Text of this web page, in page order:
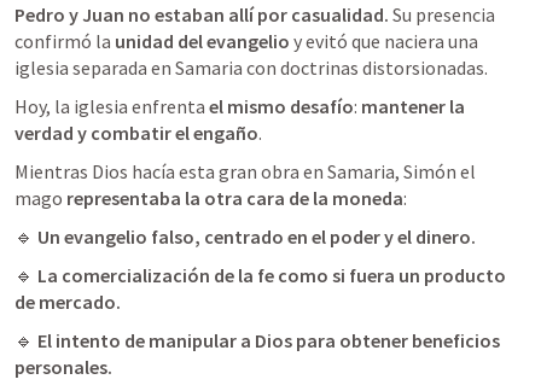
Pedro y Juan no estaban allí por casualidad. Su presencia
confirmó la unidad del evangelio y evitó que naciera una
iglesia separada en Samaria con doctrinas distorsionadas.
Hoy, la iglesia enfrenta el mismo desafío: mantener la
verdad y combatir el engaño.
Mientras Dios hacía esta gran obra en Samaria, Simón el
mago representaba la otra cara de la moneda:
🔹 Un evangelio falso, centrado en el poder y el dinero.
🔹 La comercialización de la fe como si fuera un producto
de mercado.
🔹 El intento de manipular a Dios para obtener beneficios
personales.